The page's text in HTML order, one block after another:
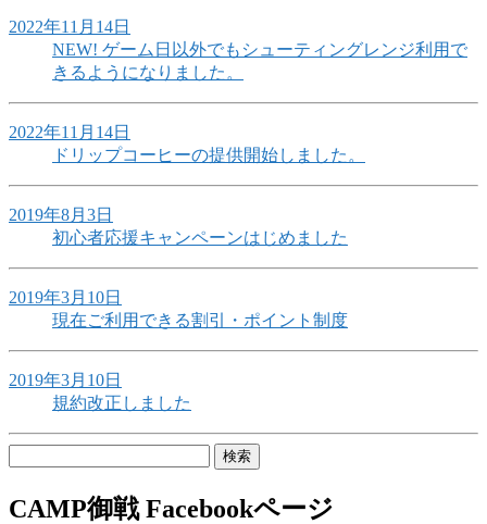
2022年11月14日
NEW! ゲーム日以外でもシューティングレンジ利用で
きるようになりました。
2022年11月14日
ドリップコーヒーの提供開始しました。
2019年8月3日
初心者応援キャンペーンはじめました
2019年3月10日
現在ご利用できる割引・ポイント制度
2019年3月10日
規約改正しました
CAMP御戦 Facebookページ